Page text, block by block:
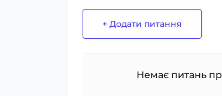
+ Додати питання
Немає питань